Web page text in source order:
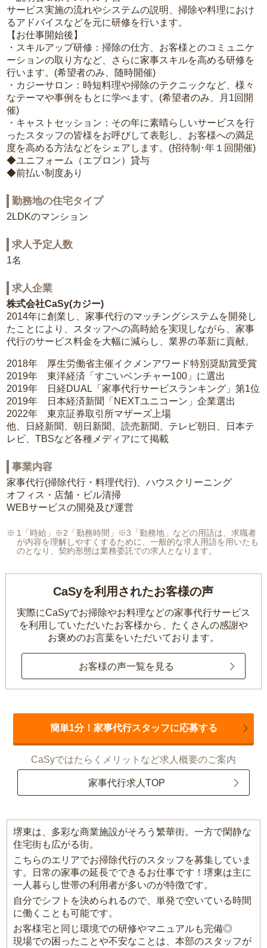
サービス実施の流れやシステムの説明、掃除や料理におけ
るアドバイスなどを元に研修を行います。
【お仕事開始後】
・スキルアップ研修：掃除の仕方、お客様とのコミュニケ
ーションの取り方など、さらに家事スキルを高める研修を
行います。(希望者のみ、随時開催)
・カジーサロン：時短料理や掃除のテクニックなど、様々
なテーマや事例をもとに学べます。(希望者のみ、月1回開
催)
・キャストセッション：その年に素晴らしいサービスを行
ったスタッフの皆様をお呼びして表彰し、お客様への満足
度を高める方法などをシェアします。(招待制･年１回開催)
◆ユニフォーム（エプロン）貸与
◆前払い制度あり
勤務地の住宅タイプ
2LDKのマンション
求人予定人数
1名
求人企業
株式会社CaSy(カジー)
2014年に創業し、家事代行のマッチングシステムを開発し
たことにより、スタッフへの高時給を実現しながら、家事
代行のサービス料金を大幅に減らし、業界の革新に貢献。
2018年 厚生労働省主催イクメンアワード特別奨励賞受賞
2019年 東洋経済「すごいベンチャー100」に選出
2019年 日経DUAL「家事代行サービスランキング」第1位
2019年 日本経済新聞「NEXTユニコーン」企業選出
2022年 東京証券取引所マザーズ上場
他、日経新聞、朝日新聞、読売新聞、テレビ朝日、日本テ
レビ、TBSなど各種メディアにて掲載
事業内容
家事代行(掃除代行・料理代行)、ハウスクリーニング
オフィス・店舗・ビル清掃
WEBサービスの開発及び運営
1「時給」※2「勤務時間」※3「勤務地」などの用語は、求職者
が内容を理解しやすくするために、一般的な求人用語を用いたも
のとなり、契約形態は業務委託での求人となります。
CaSyを利用されたお客様の声
実際にCaSyでお掃除やお料理などの家事代行サービス
を利用していただいたお客様から、 たくさんの感謝や
お褒めのお言葉をいただいております。
お客様の声一覧を見る
簡単1分！家事代行スタッフに応募する
CaSyではたらくメリットなど求人概要のご案内
家事代行求人TOP
堺東は、多彩な商業施設がそろう繁華街。一方で閑静な
住宅街も広がる街。
こちらのエリアでお掃除代行のスタッフを募集していま
す。日常の家事の延長でできるお仕事です！堺東は主に
一人暮らし世帯の利用者が多いのが特徴です。
自分でシフトを決められるので、単発で空いている時間
に働くことも可能です。
お客様宅と同じ環境での研修やマニュアルも完備◎
現場での困ったことや不安なことは、本部のスタッフが